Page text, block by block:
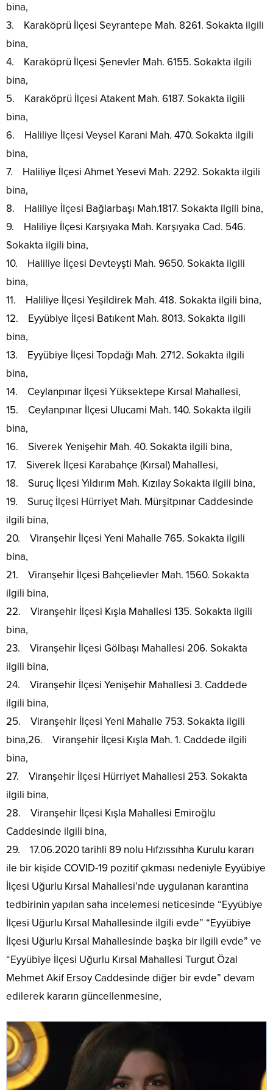
bina,
3. Karaköprü İlçesi Seyrantepe Mah. 8261. Sokakta ilgili
bina,
4. Karaköprü İlçesi Şenevler Mah. 6155. Sokakta ilgili
bina,
5. Karaköprü İlçesi Atakent Mah. 6187. Sokakta ilgili
bina,
6. Haliliye İlçesi Veysel Karani Mah. 470. Sokakta ilgili
bina,
7. Haliliye İlçesi Ahmet Yesevi Mah. 2292. Sokakta ilgili
bina,
8. Haliliye İlçesi Bağlarbaşı Mah.1817. Sokakta ilgili bina,
9. Haliliye İlçesi Karşıyaka Mah. Karşıyaka Cad. 546.
Sokakta ilgili bina,
10. Haliliye İlçesi Devteyşti Mah. 9650. Sokakta ilgili
bina,
11. Haliliye İlçesi Yeşildirek Mah. 418. Sokakta ilgili bina,
12. Eyyübiye İlçesi Batıkent Mah. 8013. Sokakta ilgili
bina,
13. Eyyübiye İlçesi Topdağı Mah. 2712. Sokakta ilgili
bina,
14. Ceylanpınar İlçesi Yüksektepe Kırsal Mahallesi,
15. Ceylanpınar İlçesi Ulucami Mah. 140. Sokakta ilgili
bina,
16. Siverek Yenişehir Mah. 40. Sokakta ilgili bina,
17. Siverek İlçesi Karabahçe (Kırsal) Mahallesi,
18. Suruç İlçesi Yıldırım Mah. Kızılay Sokakta ilgili bina,
19. Suruç İlçesi Hürriyet Mah. Mürşitpınar Caddesinde
ilgili bina,
20. Viranşehir İlçesi Yeni Mahalle 765. Sokakta ilgili
bina,
21. Viranşehir İlçesi Bahçelievler Mah. 1560. Sokakta
ilgili bina,
22. Viranşehir İlçesi Kışla Mahallesi 135. Sokakta ilgili
bina,
23. Viranşehir İlçesi Gölbaşı Mahallesi 206. Sokakta
ilgili bina,
24. Viranşehir İlçesi Yenişehir Mahallesi 3. Caddede
ilgili bina,
25. Viranşehir İlçesi Yeni Mahalle 753. Sokakta ilgili
bina,26. Viranşehir İlçesi Kışla Mah. 1. Caddede ilgili
bina,
27. Viranşehir İlçesi Hürriyet Mahallesi 253. Sokakta
ilgili bina,
28. Viranşehir İlçesi Kışla Mahallesi Emiroğlu
Caddesinde ilgili bina,
29. 17.06.2020 tarihli 89 nolu Hıfzıssıhha Kurulu kararı
ile bir kişide COVID-19 pozitif çıkması nedeniyle Eyyübiye
İlçesi Uğurlu Kırsal Mahallesi’nde uygulanan karantina
tedbirinin yapılan saha incelemesi neticesinde “Eyyübiye
İlçesi Uğurlu Kırsal Mahallesinde ilgili evde” “Eyyübiye
İlçesi Uğurlu Kırsal Mahallesinde başka bir ilgili evde” ve
“Eyyübiye İlçesi Uğurlu Kırsal Mahallesi Turgut Özal
Mehmet Akif Ersoy Caddesinde diğer bir evde” devam
edilerek kararın güncellenmesine,